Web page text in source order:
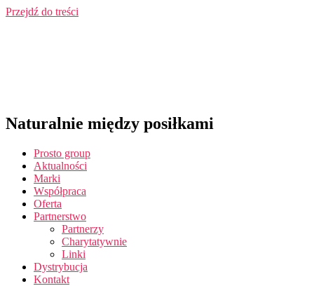
Przejdź do treści
Naturalnie między posiłkami
Prosto group
Aktualności
Marki
Współpraca
Oferta
Partnerstwo
Partnerzy
Charytatywnie
Linki
Dystrybucja
Kontakt